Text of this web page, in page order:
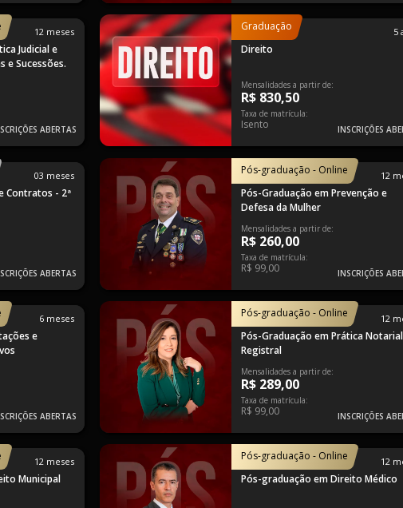
12 meses
Judicial e
e Sucessões.
ABERTAS
Graduação 5
Direito
Mensalidades a partir de:
R$ 830,50
Taxa de matrícula:
Isento INSCRIÇÕES
03 meses
Contratos - 2ª
ABERTAS
Pós-graduação - Online 12
Pós-Graduação em Prevenção e
Defesa da Mulher
Mensalidades a partir de:
R$ 260,00
Taxa de matrícula:
R$ 99,00 INSCRIÇÕES
6 meses
e
ABERTAS
Pós-graduação - Online 12
Pós-Graduação em Prática
Registral
Mensalidades a partir de:
R$ 289,00
Taxa de matrícula:
R$ 99,00 INSCRIÇÕES
12 meses
Municipal
Pós-graduação - Online 12
Pós-graduação em Direito Médico